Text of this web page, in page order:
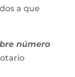
a que
número